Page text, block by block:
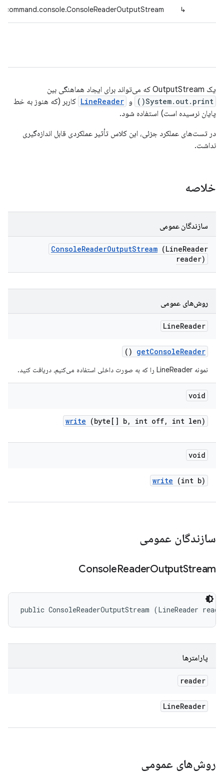
↳
یک OutputStream که می‌تواند برای ایجاد هماهنگی بین
System.out.print() و LineReader کاربر (که هنوز به خط
پایان نرسیده است) استفاده شود.
در تست‌های عملکرد جزئی، این کلاس تأثیر عملکردی قابل اندازه‌گیری
نداشت.
خلاصه
سازندگان عمومی
ConsoleReaderOutputStream (LineReader
reader)
روش‌های عمومی
LineReader
getConsoleReader
()
نمونه LineReader را که به صورت داخلی استفاده می‌کنیم، دریافت کنید.
void
write (byte[] b, int off, int len)
void
write (int b)
سازندگان عمومی
ConsoleReaderOutputStream
public ConsoleReaderOutputStream (LineReader
پارامترها
reader
LineReader
روش‌های عمومی